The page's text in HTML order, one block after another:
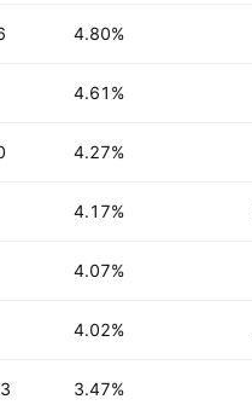
4.80%
4.61%
4.27%
4.17%
4.07%
4.02%
3.47%